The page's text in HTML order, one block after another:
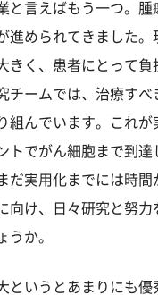
と言えばもう一つ。
進められてきました
きく、患者にとって
チームでは、治療す
組んでいます。これ
トでがん細胞まで到
だ実用化までには時
向け、日々研究と努
うか。
というとあまりにも